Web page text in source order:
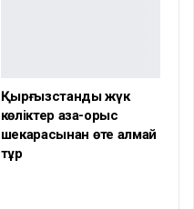
Қырғызстандық жүк
көліктер қазақ-орыс
шекарасынан өте алмай
тұр